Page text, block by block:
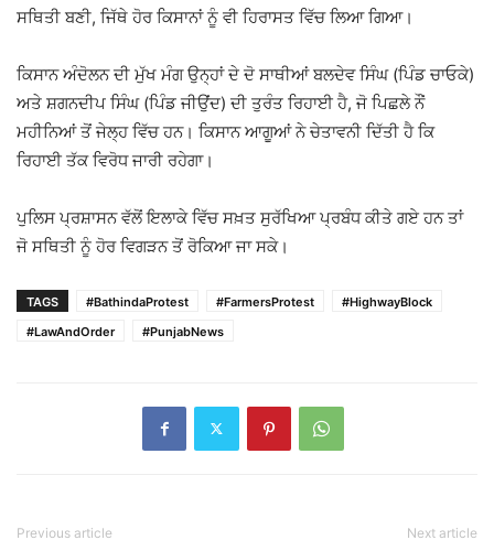
ਸਥਿਤੀ ਬਣੀ, ਜਿੱਥੇ ਹੋਰ ਕਿਸਾਨਾਂ ਨੂੰ ਵੀ ਹਿਰਾਸਤ ਵਿੱਚ ਲਿਆ ਗਿਆ।
ਕਿਸਾਨ ਅੰਦੋਲਨ ਦੀ ਮੁੱਖ ਮੰਗ ਉਨ੍ਹਾਂ ਦੇ ਦੋ ਸਾਥੀਆਂ ਬਲਦੇਵ ਸਿੰਘ (ਪਿੰਡ ਚਾਓਕੇ)
ਅਤੇ ਸ਼ਗਨਦੀਪ ਸਿੰਘ (ਪਿੰਡ ਜੀਉਂਦ) ਦੀ ਤੁਰੰਤ ਰਿਹਾਈ ਹੈ, ਜੋ ਪਿਛਲੇ ਨੌਂ
ਮਹੀਨਿਆਂ ਤੋਂ ਜੇਲ੍ਹ ਵਿੱਚ ਹਨ। ਕਿਸਾਨ ਆਗੂਆਂ ਨੇ ਚੇਤਾਵਨੀ ਦਿੱਤੀ ਹੈ ਕਿ
ਰਿਹਾਈ ਤੱਕ ਵਿਰੋਧ ਜਾਰੀ ਰਹੇਗਾ।
ਪੁਲਿਸ ਪ੍ਰਸ਼ਾਸਨ ਵੱਲੋਂ ਇਲਾਕੇ ਵਿੱਚ ਸਖ਼ਤ ਸੁਰੱਖਿਆ ਪ੍ਰਬੰਧ ਕੀਤੇ ਗਏ ਹਨ ਤਾਂ
ਜੋ ਸਥਿਤੀ ਨੂੰ ਹੋਰ ਵਿਗੜਨ ਤੋਂ ਰੋਕਿਆ ਜਾ ਸਕੇ।
TAGS #BathindaProtest #FarmersProtest
#HighwayBlock
#LawAndOrder
#PunjabNews
Previous article Next article